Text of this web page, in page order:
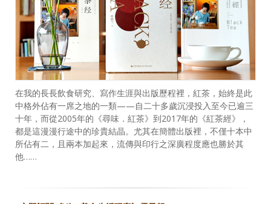
在我的長長飲食研究、寫作生涯與出版歷程裡，紅茶，始終是此
中格外佔有一席之地的一類——自二十多歲沉浸投入至今已逾三
十年，而從2005年的《尋味．紅茶》到2017年的《紅茶經》，
都是這漫漫行途中的珍貴結晶。尤其在簡體出版裡，不僅十本中
所佔有二，且兩本加起來，流傳與印行之深廣程度應也勝於其
他……